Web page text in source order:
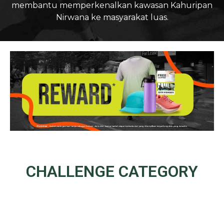
membantu memperkenalkan kawasan Kahuripan
Nirwana ke masyarakat luas.
CHALLENGE CATEGORY